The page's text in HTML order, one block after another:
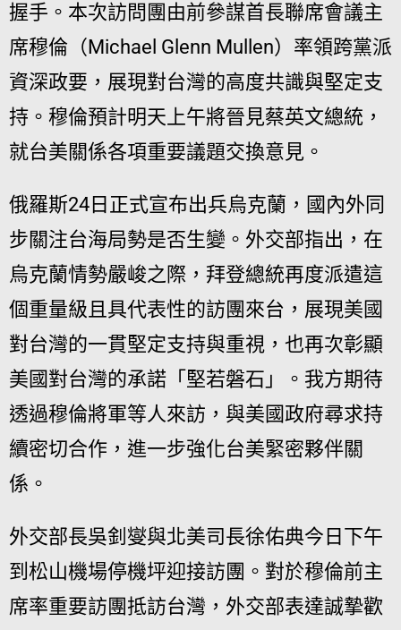
握手。本次訪問團由前參謀首長聯席會議主
席穆倫（Michael Glenn Mullen）率領跨黨派
資深政要，展現對台灣的高度共識與堅定支
持。穆倫預計明天上午將晉見蔡英文總統，
就台美關係各項重要議題交換意見。
俄羅斯24日正式宣布出兵烏克蘭，國內外同
步關注台海局勢是否生變。外交部指出，在
烏克蘭情勢嚴峻之際，拜登總統再度派遣這
個重量級且具代表性的訪團來台，展現美國
對台灣的一貫堅定支持與重視，也再次彰顯
美國對台灣的承諾「堅若磐石」。我方期待
透過穆倫將軍等人來訪，與美國政府尋求持
續密切合作，進一步強化台美緊密夥伴關
係。
外交部長吳釗燮與北美司長徐佑典今日下午
到松山機場停機坪迎接訪團。對於穆倫前主
席率重要訪團抵訪台灣，外交部表達誠摯歡